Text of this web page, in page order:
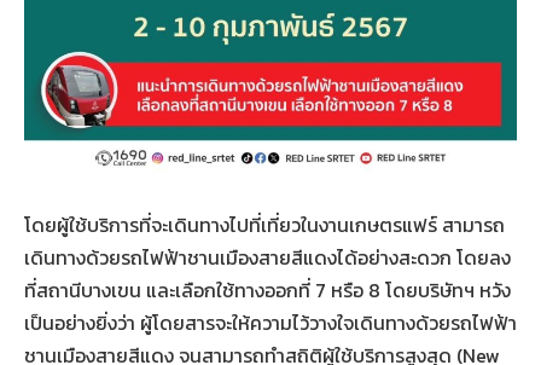
โดยผู้ใช้บริการที่จะเดินทางไปที่เที่ยวในงานเกษตรแฟร์ สามารถ
เดินทางด้วยรถไฟฟ้าชานเมืองสายสีแดงได้อย่างสะดวก โดยลง
ที่สถานีบางเขน และเลือกใช้ทางออกที่ 7 หรือ 8 โดยบริษัทฯ หวัง
เป็นอย่างยิ่งว่า ผู้โดยสารจะให้ความไว้วางใจเดินทางด้วยรถไฟฟ้า
ชานเมืองสายสีแดง จนสามารถทำสถิติผู้ใช้บริการสูงสุด (New